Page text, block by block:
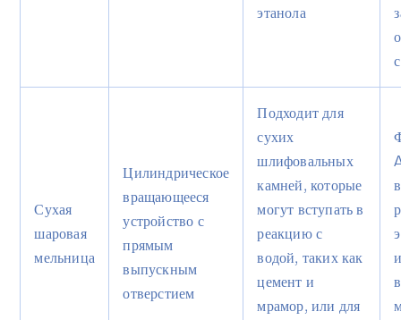
этанола
Сухая
шаровая
мельница
Цилиндрическое
вращающееся
устройство с
прямым
выпускным
отверстием
Подходит для
сухих
шлифовальных
камней, которые
могут вступать в
реакцию с
водой, таких как
цемент и
мрамор, или для